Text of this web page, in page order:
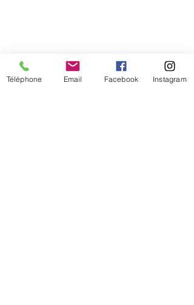
Téléphone Email Facebook Instagram